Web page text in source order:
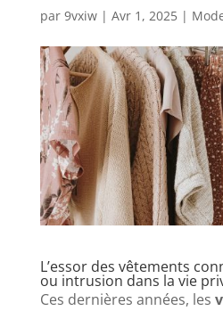
par 9vxiw| Avr 1, 2025|
L’essor des vêtements
ou intrusion dans la vie
Ces dernières années, les